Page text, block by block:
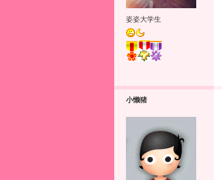
姿姿大学生
小懒猪